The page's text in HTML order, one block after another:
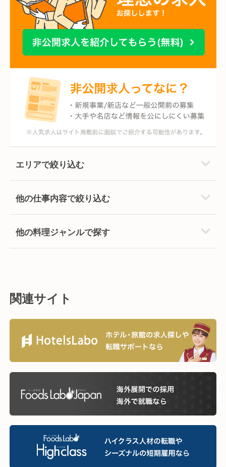
エリアで絞り込む
他の仕事内容で絞り込む
他の料理ジャンルで探す
関連サイト